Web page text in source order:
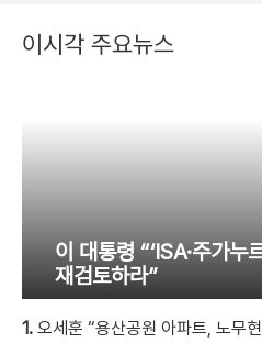
이시각 주요뉴스
이 대통령 “‘ISA·주가누
재검토하라”
1. 오세훈 “용산공원 아파트, 노무